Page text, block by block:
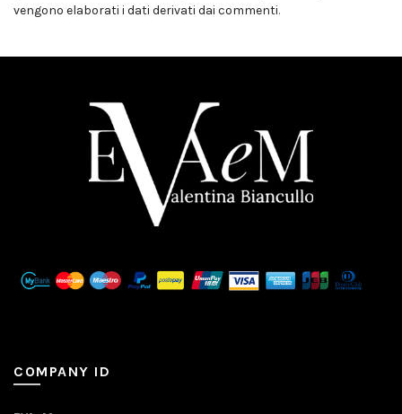
vengono elaborati i dati derivati dai commenti.
COMPANY ID